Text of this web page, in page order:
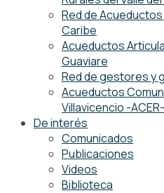
Red de
Caribe
Acueductos
Guaviare
Red de gestores y
Acueductos
Villavicencio -ACER-
De interés
Comunicados
Publicaciones
Videos
Biblioteca